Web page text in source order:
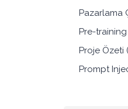
Pazarlama
Pre-
Proje Özeti
Prompt